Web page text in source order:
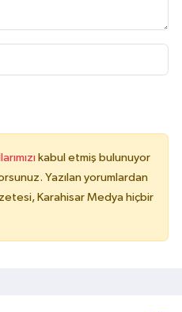
kabul etmiş bulunuyor
Yazılan yorumlardan
Karahisar Medya hiçbir